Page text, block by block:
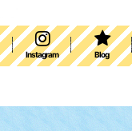
Instagram Blog